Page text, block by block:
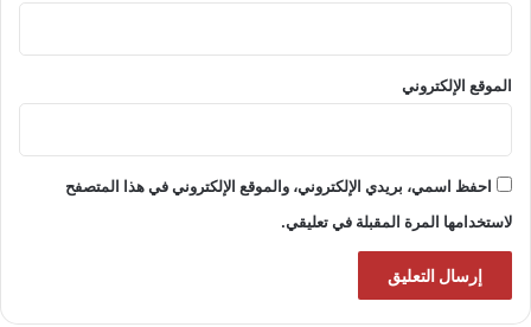
الموقع الإلكتروني
احفظ اسمي، بريدي الإلكتروني، والموقع الإلكتروني في هذا المتصفح
لاستخدامها المرة المقبلة في تعليقي.